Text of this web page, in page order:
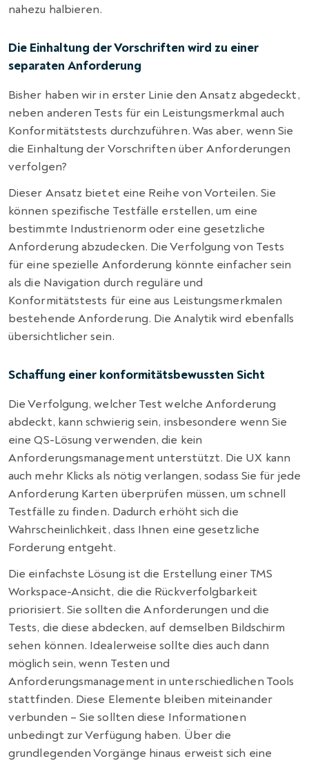
nahezu halbieren.
Die Einhaltung der Vorschriften wird zu einer
separaten Anforderung
Bisher haben wir in erster Linie den Ansatz abgedeckt,
neben anderen Tests für ein Leistungsmerkmal auch
Konformitätstests durchzuführen. Was aber, wenn Sie
die Einhaltung der Vorschriften über Anforderungen
verfolgen?
Dieser Ansatz bietet eine Reihe von Vorteilen. Sie
können spezifische Testfälle erstellen, um eine
bestimmte Industrienorm oder eine gesetzliche
Anforderung abzudecken. Die Verfolgung von Tests
für eine spezielle Anforderung könnte einfacher sein
als die Navigation durch reguläre und
Konformitätstests für eine aus Leistungsmerkmalen
bestehende Anforderung. Die Analytik wird ebenfalls
übersichtlicher sein.
Schaffung einer konformitätsbewussten Sicht
Die Verfolgung, welcher Test welche Anforderung
abdeckt, kann schwierig sein, insbesondere wenn Sie
eine QS-Lösung verwenden, die kein
Anforderungsmanagement unterstützt. Die UX kann
auch mehr Klicks als nötig verlangen, sodass Sie für jede
Anforderung Karten überprüfen müssen, um schnell
Testfälle zu finden. Dadurch erhöht sich die
Wahrscheinlichkeit, dass Ihnen eine gesetzliche
Forderung entgeht.
Die einfachste Lösung ist die Erstellung einer TMS
Workspace-Ansicht, die die Rückverfolgbarkeit
priorisiert. Sie sollten die Anforderungen und die
Tests, die diese abdecken, auf demselben Bildschirm
sehen können. Idealerweise sollte dies auch dann
möglich sein, wenn Testen und
Anforderungsmanagement in unterschiedlichen Tools
stattfinden. Diese Elemente bleiben miteinander
verbunden – Sie sollten diese Informationen
unbedingt zur Verfügung haben. Über die
grundlegenden Vorgänge hinaus erweist sich eine